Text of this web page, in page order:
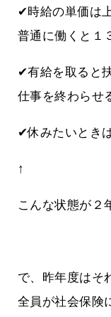
✔時給の単価は
普通に働くと１
✔有給を取ると
仕事を終わらせ
✔休みたいとき
↑
こんな状態が２
で、昨年度はそ
全員が社会保険